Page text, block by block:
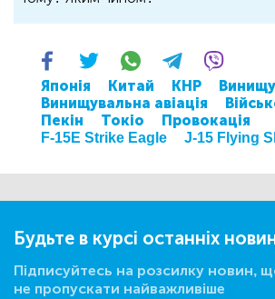
Японія Китай КНР
Винищувальна авіація
Пекін
Токіо
Провокація
F-15E Strike Eagle
J-15 Flying
Будьте в курсі останніх
Підписуйтесь на розсилку новин,
не пропускати найважливіше